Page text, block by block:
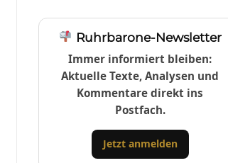
Ruhrbarone-Newsletter
Immer informiert bleiben:
Aktuelle Texte, Analysen und
Kommentare direkt ins
Postfach.
Jetzt anmelden